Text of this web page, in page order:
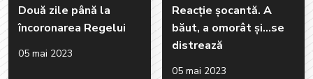
Două zile până la
încoronarea Regelui
05 mai 2023
Reacție șocantă. A
băut, a omorât și...se
distrează
05 mai 2023